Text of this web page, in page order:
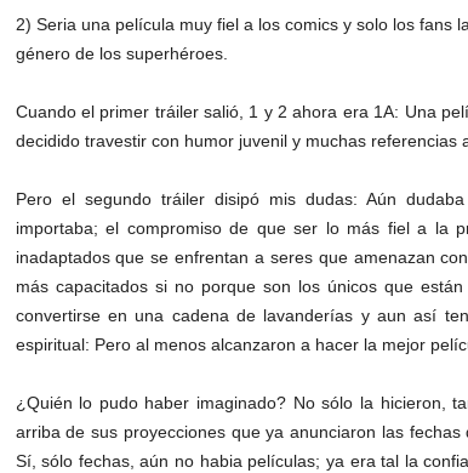
2) Seria una película muy fiel a los comics y solo los fans
género de los superhéroes.
Cuando el primer tráiler salió, 1 y 2 ahora era 1A: Una
decidido travestir con humor juvenil y muchas referencias
Pero el segundo tráiler disipó mis dudas: Aún
importaba; el compromiso de que ser lo más fiel a la
inadaptados que se enfrentan a seres que amenazan
más capacitados si no porque son los únicos que
convertirse en una cadena de lavanderías y aun así
espiritual: Pero al menos alcanzaron a hacer la mejor
¿Quién lo pudo haber imaginado? No sólo la hicieron,
arriba de sus proyecciones que ya anunciaron las
Sí, sólo fechas, aún no habia películas; ya era tal la